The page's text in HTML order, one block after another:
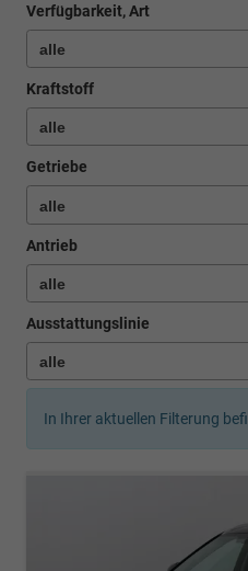
Verfügbarkeit, Art
Kraftstoff
Getriebe
Antrieb
Ausstattungslinie
In Ihrer aktuellen Filterung